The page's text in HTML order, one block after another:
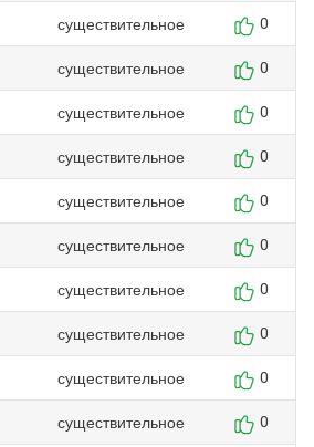
существительное 0
существительное 0
существительное 0
существительное 0
существительное 0
существительное 0
существительное 0
существительное 0
существительное 0
существительное 0